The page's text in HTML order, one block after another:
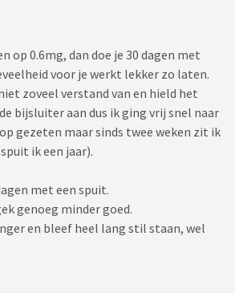
op 0.6mg, dan doe je 30 dagen met
voor je werkt lekker zo laten.
zoveel verstand van en hield het
bijsluiter aan dus ik ging vrij snel naar
gezeten maar sinds twee weken zit ik
ik een jaar).
met een spuit.
genoeg minder goed.
en bleef heel lang stil staan, wel